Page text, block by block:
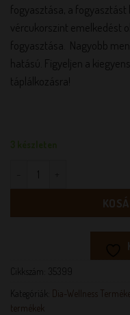
fogyasztása, a
vércukorszint emelkedést
fogyasztása. Nagyobb
hatású. Figyeljen a
táplálkozásra!
Cikkszám:
35399
Dia-Wellness
termékek